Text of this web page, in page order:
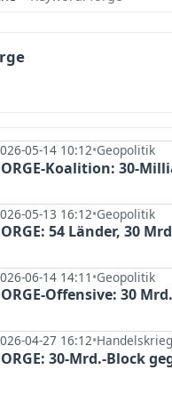
05-14 10:12•Geopolitik
Koalition: 30-
05-13 16:12•Geopolitik
54 Länder, 30
06-14 14:11 •Geopolitik
Offensive: 30
04-27 16:12•Handelskrieg
30-Mrd.-Block